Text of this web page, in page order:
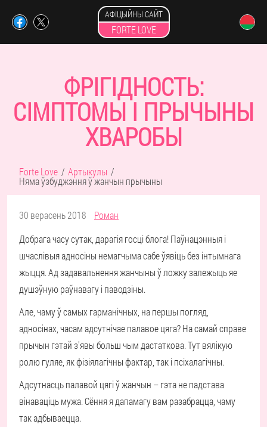
АФІЦЫЙНЫ САЙТ
FORTE LOVE
ФРІГІДНОСТЬ:
СІМПТОМЫ І ПРЫЧЫНЫ
ХВАРОБЫ
Forte Love Артыкулы
Няма ўзбуджэння ў жанчын прычыны
30 верасень 2018
Роман
Добрага часу сутак, дарагія госці блога! Паўнацэнныя і
шчаслівыя адносіны немагчыма сабе ўявіць без інтымнага
жыцця. Ад задавальнення жанчыны ў ложку залежыць яе
душэўную раўнавагу і паводзіны.
Але, чаму ў самых гарманічных, на першы погляд,
адносінах, часам адсутнічае палавое цяга? На самай справе
прычын гэтай з'явы больш чым дастаткова. Тут вялікую
ролю гуляе, як фізіялагічны фактар, так і псіхалагічны.
Адсутнасць палавой цягі ў жанчын – гэта не падстава
вінаваціць мужа. Сёння я дапамагу вам разабрацца, чаму
так адбываецца.